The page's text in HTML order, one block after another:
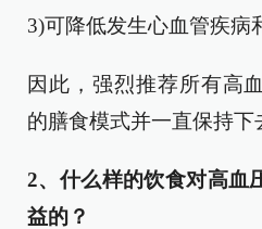
3)可降低发生心血管疾病
因此，强烈推荐所有高
的膳食模式并一直保持下
2、什么样的饮食对高血
益的？